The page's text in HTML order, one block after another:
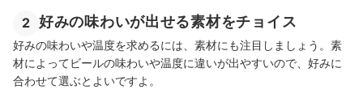
2 好みの味わいが出せる素材をチョイス
好みの味わいや温度を求めるには、素材にも注目しましょう。素
材によってビールの味わいや温度に違いが出やすいので、好みに
合わせて選ぶとよいですよ。